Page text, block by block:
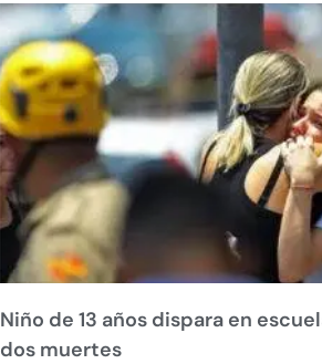
Niño de 13 años dispara en
dos muertes